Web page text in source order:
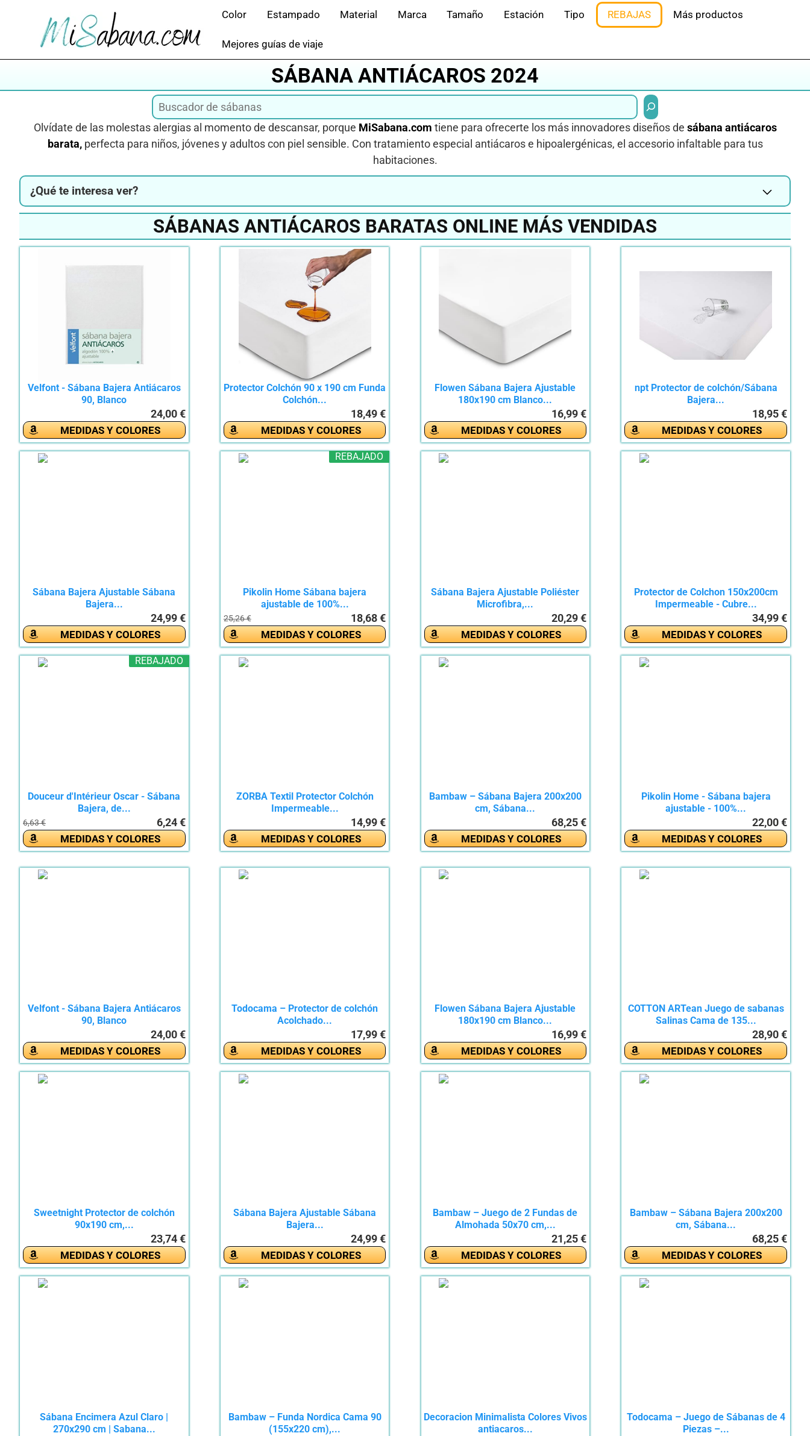
Color Estampado Material Marca Tamaño Estación Tipo REBAJAS Más productos
Mejores guías de viaje
SÁBANA ANTIÁCAROS 2024
Olvídate de las molestas alergias al momento de descansar, porque MiSabana.com tiene para ofrecerte los más innovadores diseños de sábana antiácaros
barata, perfecta para niños, jóvenes y adultos con piel sensible. Con tratamiento especial antiácaros e hipoalergénicas, el accesorio infaltable para tus
habitaciones.
¿Qué te interesa ver?
SÁBANAS ANTIÁCAROS BARATAS ONLINE MÁS VENDIDAS
Velfont - Sábana Bajera Antiácaros
90, Blanco
24,00 €
MEDIDAS Y COLORES
Protector Colchón 90 x 190 cm Funda
Colchón...
18,49 €
MEDIDAS Y COLORES
Flowen Sábana Bajera Ajustable
180x190 cm Blanco...
16,99 €
MEDIDAS Y COLORES
npt Protector de colchón/Sábana
Bajera...
18,95 €
MEDIDAS Y COLORES
Sábana Bajera Ajustable Sábana
Bajera...
24,99 €
MEDIDAS Y COLORES
REBAJADO
Pikolin Home Sábana bajera
ajustable de 100%...
25,26 € 18,68 €
MEDIDAS Y COLORES
Sábana Bajera Ajustable Poliéster
Microfibra,...
20,29 €
MEDIDAS Y COLORES
Protector de Colchon 150x200cm
Impermeable - Cubre...
34,99 €
MEDIDAS Y COLORES
REBAJADO
Douceur d'Intérieur Oscar - Sábana
Bajera, de...
6,63 € 6,24 €
MEDIDAS Y COLORES
ZORBA Textil Protector Colchón
Impermeable...
14,99 €
MEDIDAS Y COLORES
Bambaw – Sábana Bajera 200x200
cm, Sábana...
68,25 €
MEDIDAS Y COLORES
Pikolin Home - Sábana bajera
ajustable - 100%...
22,00 €
MEDIDAS Y COLORES
Velfont - Sábana Bajera Antiácaros
90, Blanco
24,00 €
MEDIDAS Y COLORES
Todocama – Protector de colchón
Acolchado...
17,99 €
MEDIDAS Y COLORES
Flowen Sábana Bajera Ajustable
180x190 cm Blanco...
16,99 €
MEDIDAS Y COLORES
COTTON ARTean Juego de sabanas
Salinas Cama de 135...
28,90 €
MEDIDAS Y COLORES
Sweetnight Protector de colchón
90x190 cm,...
23,74 €
MEDIDAS Y COLORES
Sábana Bajera Ajustable Sábana
Bajera...
24,99 €
MEDIDAS Y COLORES
Bambaw – Juego de 2 Fundas de
Almohada 50x70 cm,...
21,25 €
MEDIDAS Y COLORES
Bambaw – Sábana Bajera 200x200
cm, Sábana...
68,25 €
MEDIDAS Y COLORES
Sábana Encimera Azul Claro |
270x290 cm | Sabana...
Bambaw – Funda Nordica Cama 90
(155x220 cm),...
Decoracion Minimalista Colores Vivos
antiacaros...
Todocama – Juego de Sábanas de 4
Piezas –...